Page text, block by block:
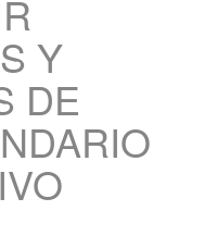
Y
DE